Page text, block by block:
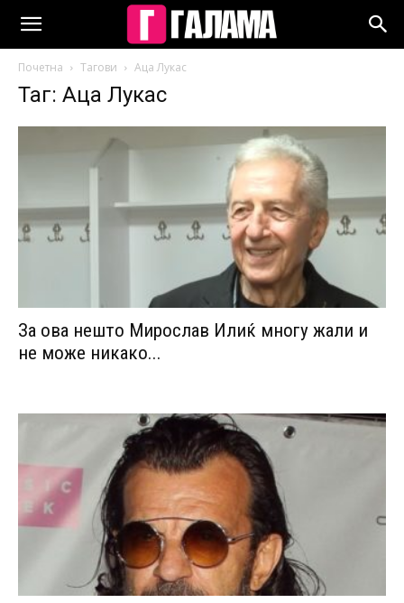
Почетна Тагови Аца Лукас
Таг: Аца Лукас
За ова нешто Мирослав Илиќ многу жали и
не може никако...